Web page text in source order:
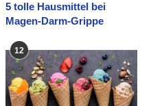
5 tolle Hausmittel bei
Magen-Darm-Grippe
12